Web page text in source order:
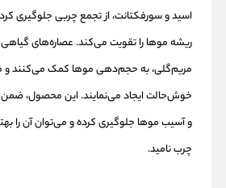
اسید و سورفکتانت، از تجمع چربی جلوگیری
ریشه موها را تقویت می‌کند. عصاره‌های
مریم‌گلی، به حجم‌دهی موها کمک می‌کنند و
خوش‌حالت ایجاد می‌نمایند. این محصول، ضمن
و آسیب موها جلوگیری کرده و می‌توان آن را
چرب نامید.